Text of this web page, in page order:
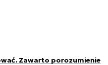
Zawarto porozumienie